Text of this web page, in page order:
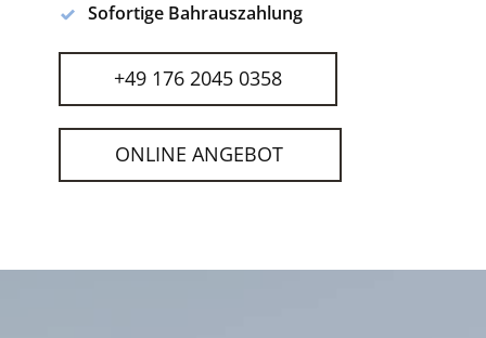
Sofortige Bahrauszahlung
+49 176 2045 0358
ONLINE ANGEBOT